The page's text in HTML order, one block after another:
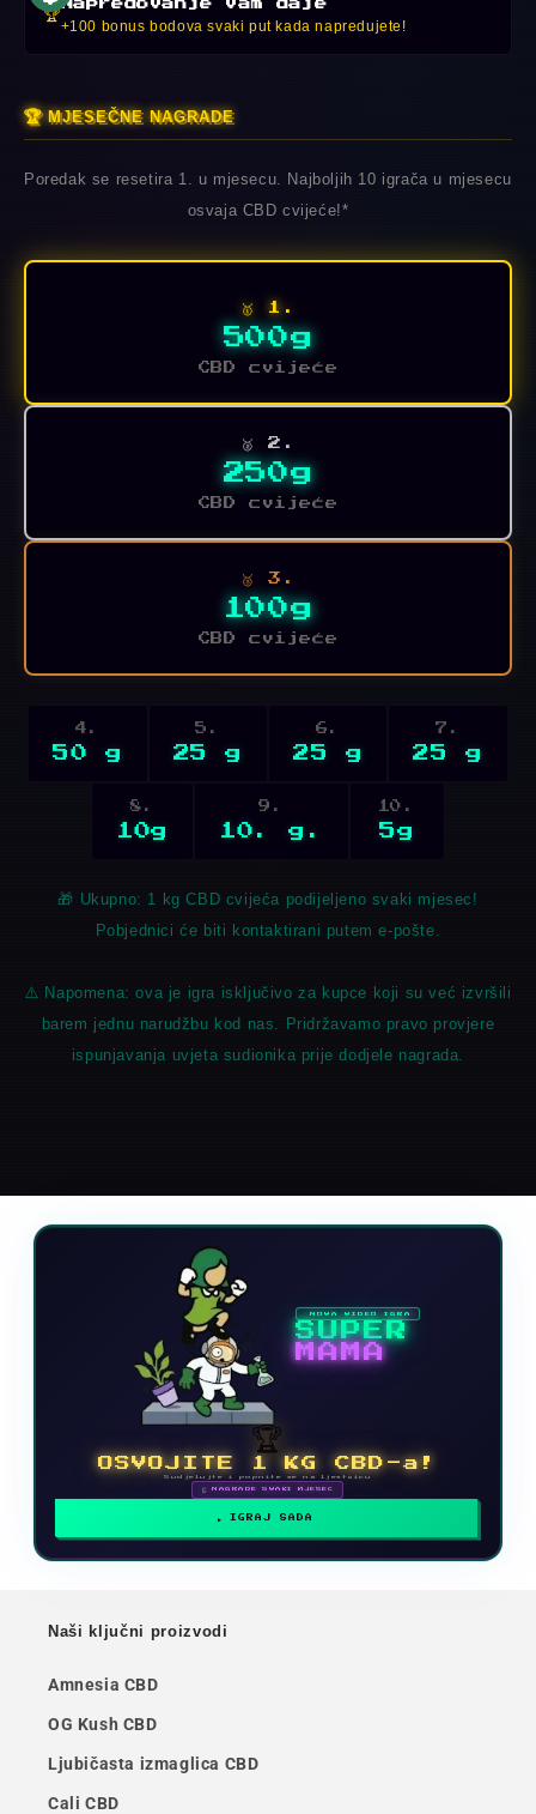
🏆
Napredovanje vam daje
+100 bonus bodova svaki put kada napredujete!
🏆 MJESEČNE NAGRADE
Poredak se resetira 1. u mjesecu. Najboljih 10 igrača u mjesecu
osvaja CBD cvijeće!*
🥈 2.
250g
CBD cvijeće
🥇 1.
500g
CBD cvijeće
🥉 3.
100g
CBD cvijeće
4.
50 g
5.
25 g
6.
25 g
7.
25 g
8.
10g
9.
10. g.
10.
5g
🎁 Ukupno: 1 kgCBD cvijeća podijeljeno svaki mjesec!
Pobjednici će biti kontaktirani putem e-pošte.
⚠️ Napomena: ova je igra isključivo za kupce koji su već izvršili
barem jednu narudžbu kod nas. Pridržavamo pravo provjere
ispunjavanja uvjeta sudionika prije dodjele nagrada.
NOVA VIDEO IGRA
SUPER
MAMA
🏆
OSVOJITE 1 KG CBD-a!
Sudjelujte i popnite se na ljestvicu
🗓 NAGRADE SVAKI MJESEC
IGRAJ SADA
Naši ključni proizvodi
Amnesia CBD
OG Kush CBD
Ljubičasta izmaglica CBD
Cali CBD